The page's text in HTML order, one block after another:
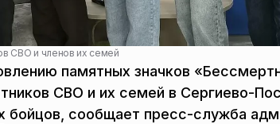
СВО и членов их семей
памятных значков
СВО и их семей в Сергиево-
бойцов, сообщает пресс-служба